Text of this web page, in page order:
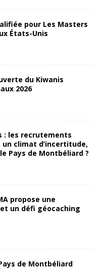
pour Les Masters
États-Unis
du Kiwanis
2026
: les recrutements
climat d’incertitude,
Pays de Montbéliard ?
propose une
un défi géocaching
de Montbéliard